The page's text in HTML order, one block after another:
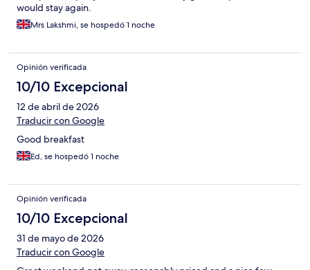
would stay again.
Mrs Lakshmi, se hospedó 1 noche
Opinión verificada
10/10 Excepcional
12 de abril de 2026
Traducir con Google
Good breakfast
Ed, se hospedó 1 noche
Opinión verificada
10/10 Excepcional
31 de mayo de 2026
Traducir con Google